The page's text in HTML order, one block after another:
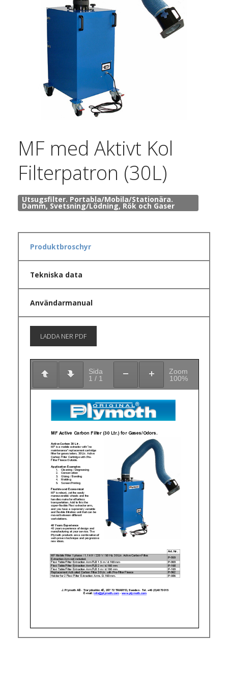
MF med Aktivt Kol
Filterpatron (30L)
Utsugsfilter. Portabla/Mobila/Stationära.
Damm, Svetsning/Lödning, Rök och Gaser
Produktbroschyr
Tekniska data
Användarmanual
LADDA NER PDF
Sida
1 / 1
Zoom
100%